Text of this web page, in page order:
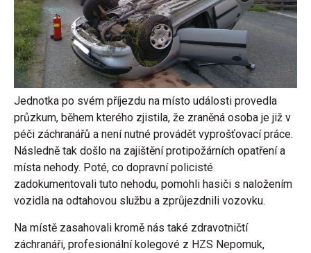
Jednotka po svém příjezdu na místo události provedla
průzkum, během kterého zjistila, že zraněná osoba je již v
péči záchranářů a není nutné provádět vyprošťovací práce.
Následně tak došlo na zajištění protipožárních opatření a
místa nehody. Poté, co dopravní policisté
zadokumentovali tuto nehodu, pomohli hasiči s naložením
vozidla na odtahovou službu a zprůjezdnili vozovku.
Na místě zasahovali kromě nás také zdravotničtí
záchranáři, profesionální kolegové z HZS Nepomuk,